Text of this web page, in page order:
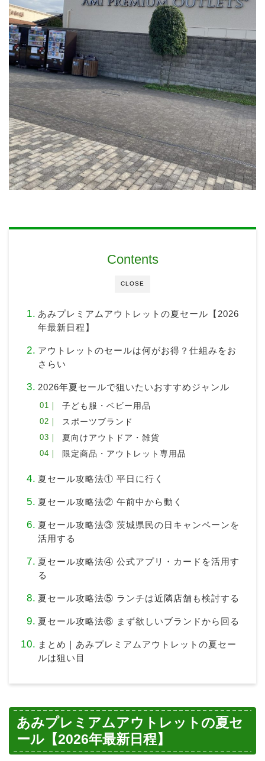
CLOSE
Contents
あみプレミアムアウトレットの夏セール【2026
年最新日程】
アウトレットのセールは何がお得？仕組みをお
さらい
2026年夏セールで狙いたいおすすめジャンル
子ども服・ベビー用品
スポーツブランド
夏向けアウトドア・雑貨
限定商品・アウトレット専用品
夏セール攻略法① 平日に行く
夏セール攻略法② 午前中から動く
夏セール攻略法③ 茨城県民の日キャンペーンを
活用する
夏セール攻略法④ 公式アプリ・カードを活用す
る
夏セール攻略法⑤ ランチは近隣店舗も検討する
夏セール攻略法⑥ まず欲しいブランドから回る
まとめ｜あみプレミアムアウトレットの夏セー
ルは狙い目
あみプレミアムアウトレットの夏セ
ール【2026年最新日程】